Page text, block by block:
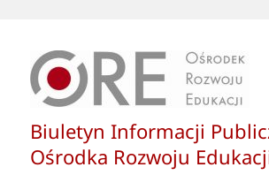
Biuletyn Informacji
Ośrodka Rozwoju